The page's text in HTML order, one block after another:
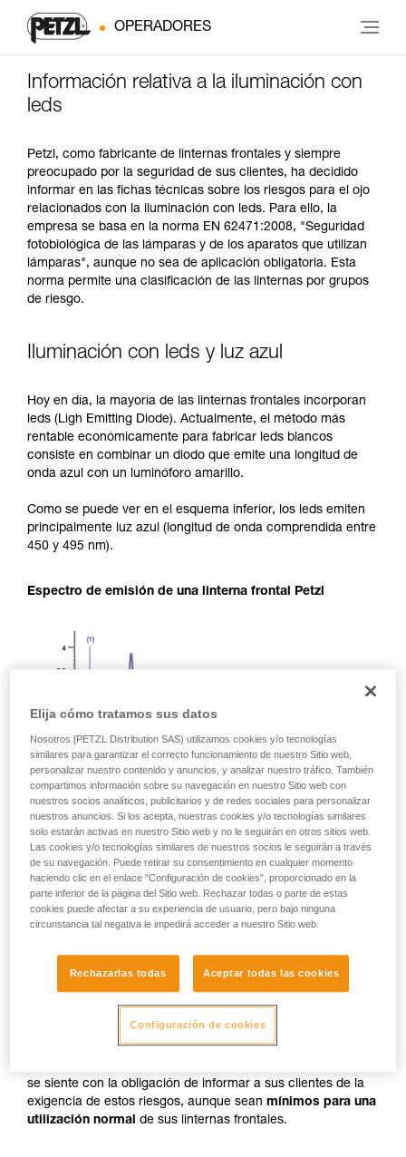
OPERADORES
Información relativa a la iluminación con
leds
Petzl, como fabricante de linternas frontales y siempre
preocupado por la seguridad de sus clientes, ha decidido
informar en las fichas técnicas sobre los riesgos para el ojo
relacionados con la iluminación con leds. Para ello, la
empresa se basa en la norma EN 62471:2008, "Seguridad
fotobiológica de las lámparas y de los aparatos que utilizan
lámparas", aunque no sea de aplicación obligatoria. Esta
norma permite una clasificación de las linternas por grupos
de riesgo.
Iluminación con leds y luz azul
Hoy en día, la mayoría de las linternas frontales incorporan
leds (Ligh Emitting Diode). Actualmente, el método más
rentable económicamente para fabricar leds blancos
consiste en combinar un diodo que emite una longitud de
onda azul con un luminóforo amarillo.
Como se puede ver en el esquema inferior, los leds emiten
principalmente luz azul (longitud de onda comprendida entre
450 y 495 nm).
Espectro de emisión de una linterna frontal Petzl
En caso de exposición directa, repetida y con fuerte
tóxico en la retina, efecto que agrava la degeneración
graves para los niños debido a su mayor sensibilidad a la luz
se siente con la obligación de informar a sus clientes de la
exigencia de estos riesgos, aunque sean mínimos para una
utilización normal de sus linternas frontales.
Elija cómo tratamos sus datos
Nosotros [PETZL Distribution SAS) utilizamos cookies y/o tecnologías
similares para garantizar el correcto funcionamiento de nuestro Sitio web,
personalizar nuestro contenido y anuncios, y analizar nuestro tráfico. También
compartimos información sobre su navegación en nuestro Sitio web con
nuestros socios analíticos, publicitarios y de redes sociales para personalizar
nuestros anuncios. Si los acepta, nuestras cookies y/o tecnologías similares
solo estarán activas en nuestro Sitio web y no le seguirán en otros sitios web.
Las cookies y/o tecnologías similares de nuestros socios le seguirán a través
de su navegación. Puede retirar su consentimiento en cualquier momento
haciendo clic en el enlace "Configuración de cookies", proporcionado en la
parte inferior de la página del Sitio web. Rechazar todas o parte de estas
cookies puede afectar a su experiencia de usuario, pero bajo ninguna
circunstancia tal negativa le impedirá acceder a nuestro Sitio web.
Rechazarlas todas Aceptar todas las cookies
Configuración de cookies